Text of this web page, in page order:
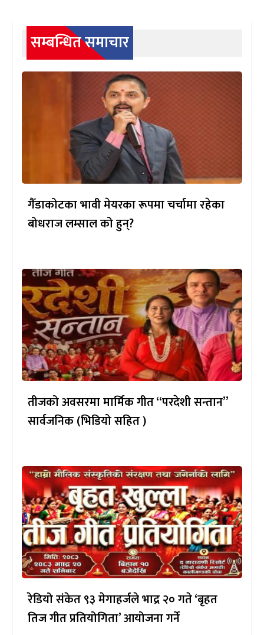
सम्बन्धित समाचार
गैँडाकोटका भावी मेयरका रूपमा चर्चामा रहेका
बोधराज लम्साल को हुन्?
तीजको अवसरमा मार्मिक गीत “परदेशी सन्तान”
सार्वजनिक (भिडियो सहित )
रेडियो संकेत ९३ मेगाहर्जले भाद्र २० गते ‘बृहत
तिज गीत प्रतियोगिता’ आयोजना गर्ने